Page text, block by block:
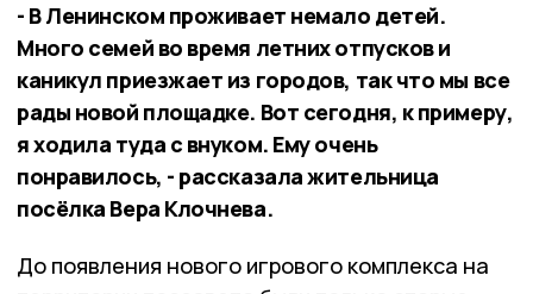
- В Ленинском проживает немало детей.
Много семей во время летних отпусков и
каникул приезжает из городов, так что мы все
рады новой площадке. Вот сегодня, к примеру,
я ходила туда с внуком. Ему очень
понравилось, - рассказала жительница
посёлка Вера Клочнева.
До появления нового игрового комплекса на